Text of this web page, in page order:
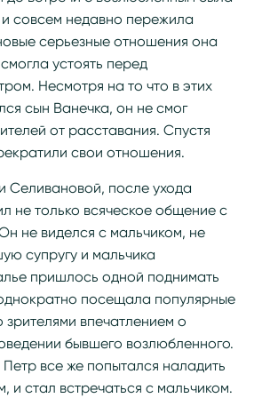
совсем недавно пережила
серьезные отношения она
устоять перед
Несмотря на то что в этих
сын Ванечка, он не смог
от расставания. Спустя
свои отношения.
Селивановой, после ухода
не только всяческое общение с
не виделся с мальчиком, не
супругу и мальчика
пришлось одной поднимать
посещала популярные
впечатлением о
бывшего возлюбленного.
Петр все же попытался наладить
и стал встречаться с мальчиком.